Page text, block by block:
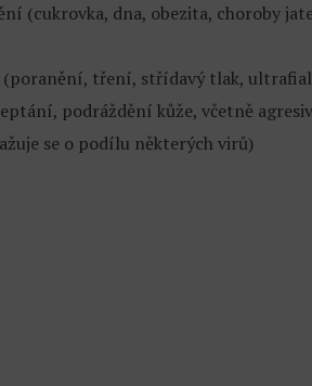
(cukrovka, dna, obezita, choroby
tření, střídavý tlak,
podráždění kůže, včetně
se o podílu některých virů)